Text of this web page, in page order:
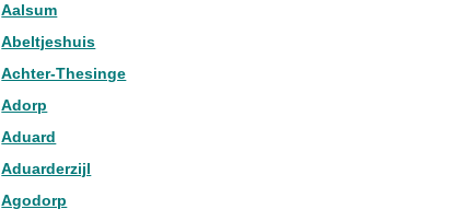
Aalsum
Abeltjeshuis
Achter-Thesinge
Adorp
Aduard
Aduarderzijl
Agodorp